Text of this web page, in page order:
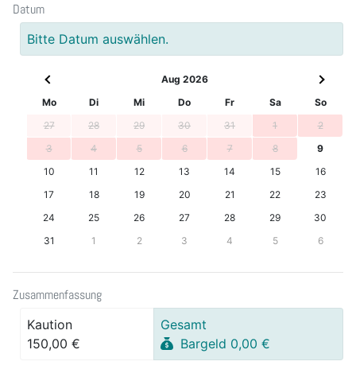
Datum
Bitte Datum auswählen.
Aug 2026
Mo
Di Mi Do Fr Sa
So
27
28 29 30 31 1
2
3
4 5 6 7 8
9
10
11 12 13 14 15
16
17
18 19 20 21 22
23
24
25 26 27 28 29
30
31
1 2 3 4 5 6
Zusammenfassung
Kaution
150,00 €
Gesamt
Bargeld 0,00 €